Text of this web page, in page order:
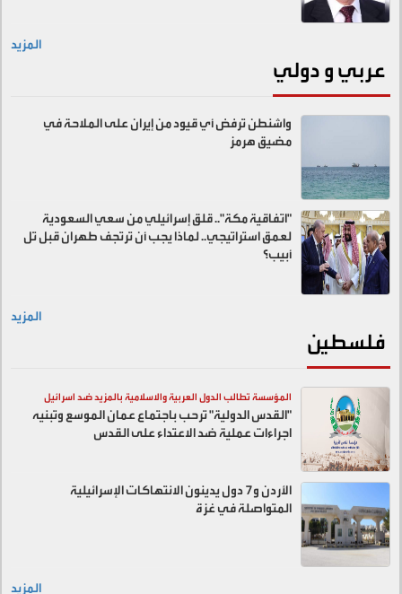
المزيد
عربي و دولي
واشنطن ترفض أي قيود من إيران على الملاحة في
مضيق هرمز
"اتفاقية مكة".. قلق إسرائيلي من سعي السعودية
لعمق استراتيجي.. لماذا يجب أن ترتجف طهران قبل تل
أبيب؟
المزيد
فلسطين
المؤسسة تطالب الدول العربية والاسلامية بالمزيد ضد اسرائيل
"القدس الدولية" ترحب باجتماع عمان الموسع وتبنيه
اجراءات عملية ضد الاعتداء على القدس
الأردن و7 دول يدينون الانتهاكات الإسرائيلية
المتواصلة في غزة
المزيد